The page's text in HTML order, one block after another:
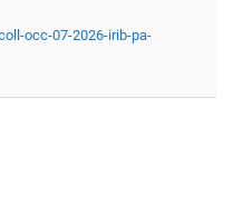
occ-07-2026-irib-pa-